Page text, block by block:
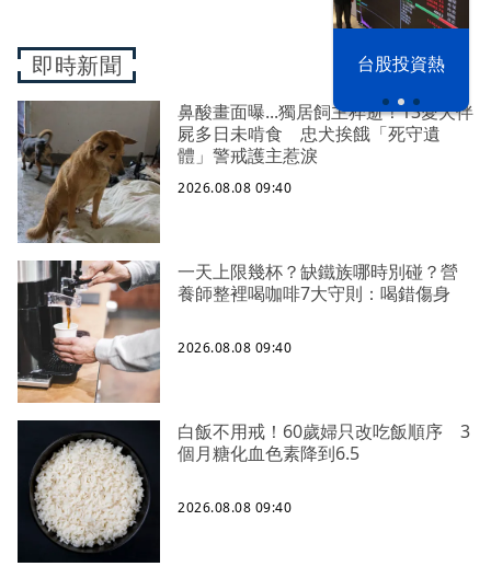
台股投資熱
即時新聞
鼻酸畫面曝...獨居飼主猝逝！13愛犬伴
屍多日未啃食 忠犬挨餓「死守遺
體」警戒護主惹淚
2026.08.08 09:40
一天上限幾杯？缺鐵族哪時別碰？營
養師整裡喝咖啡7大守則：喝錯傷身
2026.08.08 09:40
白飯不用戒！60歲婦只改吃飯順序 3
個月糖化血色素降到6.5
2026.08.08 09:40